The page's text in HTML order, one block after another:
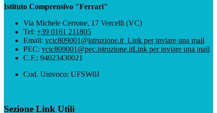
Istituto Comprensivo "Ferrari"
Via Michele Cerrone, 17 Vercelli (VC)
Tel: +39 0161 211805
Email: vcic809001@istruzione.it Link per inviare una mail
PEC: vcic809001@pec.istruzione.itLink per inviare una mail
C.F.: 94023430021
Cod. Univoco: UFSW0J
Sezione Link Utili